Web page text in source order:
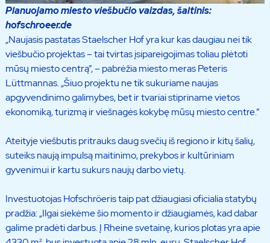
Planuojamo miesto viešbučio vaizdas, šaltinis:
hofschroeer.de
„Naujasis pastatas Staelscher Hof yra kur kas daugiau nei tik
viešbučio projektas – tai tvirtas įsipareigojimas toliau plėtoti
mūsų miesto centrą”, – pabrėžia miesto meras Peteris
Lüttmannas. „Šiuo projektu ne tik sukuriame naujas
apgyvendinimo galimybes, bet ir tvariai stipriname vietos
ekonomiką, turizmą ir viešnagės kokybę mūsų miesto centre.”
Ateityje viešbutis pritrauks daug svečių iš regiono ir kitų šalių,
suteiks naują impulsą maitinimo, prekybos ir kultūriniam
gyvenimui ir kartu sukurs naujų darbo vietų.
Investuotojas Hofschröeris taip pat džiaugiasi oficialia statybų
pradžia: „Ilgai siekėme šio momento ir džiaugiamės, kad dabar
galime pradėti darbus. Į Rheine svetainę, kurios plotas yra apie